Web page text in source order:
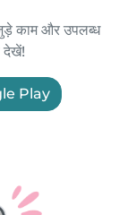
काम और उपलब्ध
देखें!
Play